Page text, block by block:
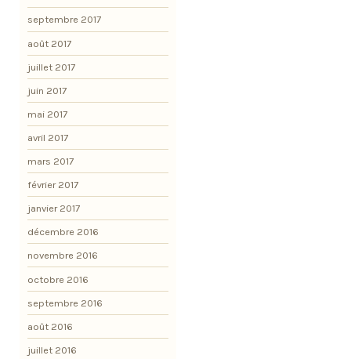
septembre 2017
août 2017
juillet 2017
juin 2017
mai 2017
avril 2017
mars 2017
février 2017
janvier 2017
décembre 2016
novembre 2016
octobre 2016
septembre 2016
août 2016
juillet 2016